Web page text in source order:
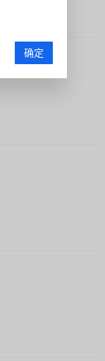
确定